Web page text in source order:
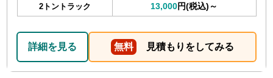
2トントラック 13,000円(税込)～
詳細を見る 無料 見積もりをしてみる